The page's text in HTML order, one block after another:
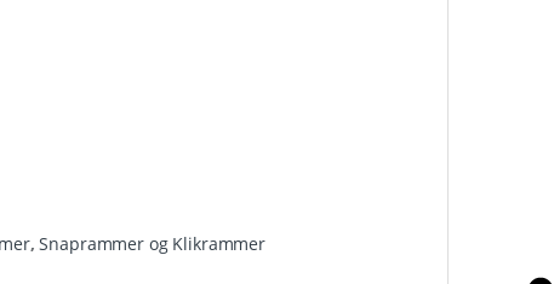
,Snaprammer og Klikrammer